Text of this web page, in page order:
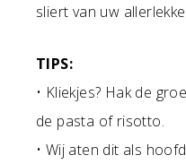
sliert van uw
TIPS:
• Kliekjes? Hak de
de pasta of risotto.
• Wij aten dit als